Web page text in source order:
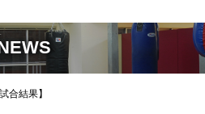
合結果】